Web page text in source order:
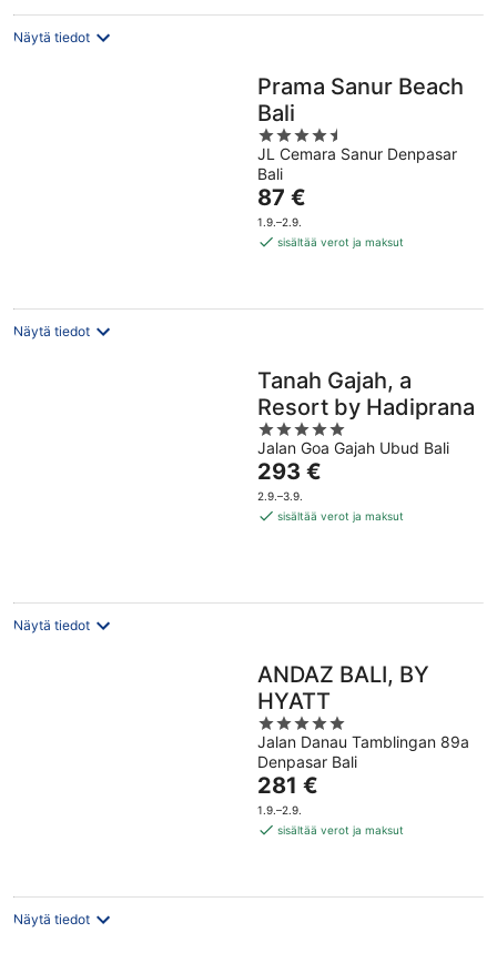
Näytä tiedot
Prama Sanur Beach
Bali
4.5
out
of
5
JL Cemara Sanur Denpasar
Bali
Hinta
on
87 €
87 €
1.9.–2.9.
sisältää verot ja maksut
Näytä tiedot
Tanah Gajah, a
Resort by Hadiprana
5
out
of
5
Jalan Goa Gajah Ubud Bali
Hinta
on
293 €
293 €
2.9.–3.9.
sisältää verot ja maksut
Näytä tiedot
ANDAZ BALI, BY
HYATT
5
out
of
5
Jalan Danau Tamblingan 89a
Denpasar Bali
Hinta
on
281 €
281 €
1.9.–2.9.
sisältää verot ja maksut
Näytä tiedot